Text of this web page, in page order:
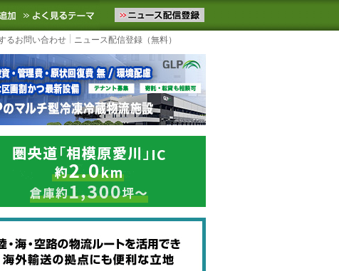
ニュースをお届けします。物流ニュースメール配信を登録す
お気に入りに追加 よく見るテーマ
るお問い合わせ ニュース配信登録（無料）